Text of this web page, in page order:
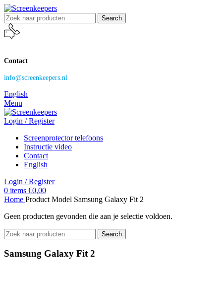
Search
Contact
info@screenkeepers.nl
English
Menu
Login / Register
Screenprotector telefoons
Instructie video
Contact
English
Login / Register
0 items €0,00
Home Product Model Samsung Galaxy Fit 2
Geen producten gevonden die aan je selectie voldoen.
Search
Samsung Galaxy Fit 2